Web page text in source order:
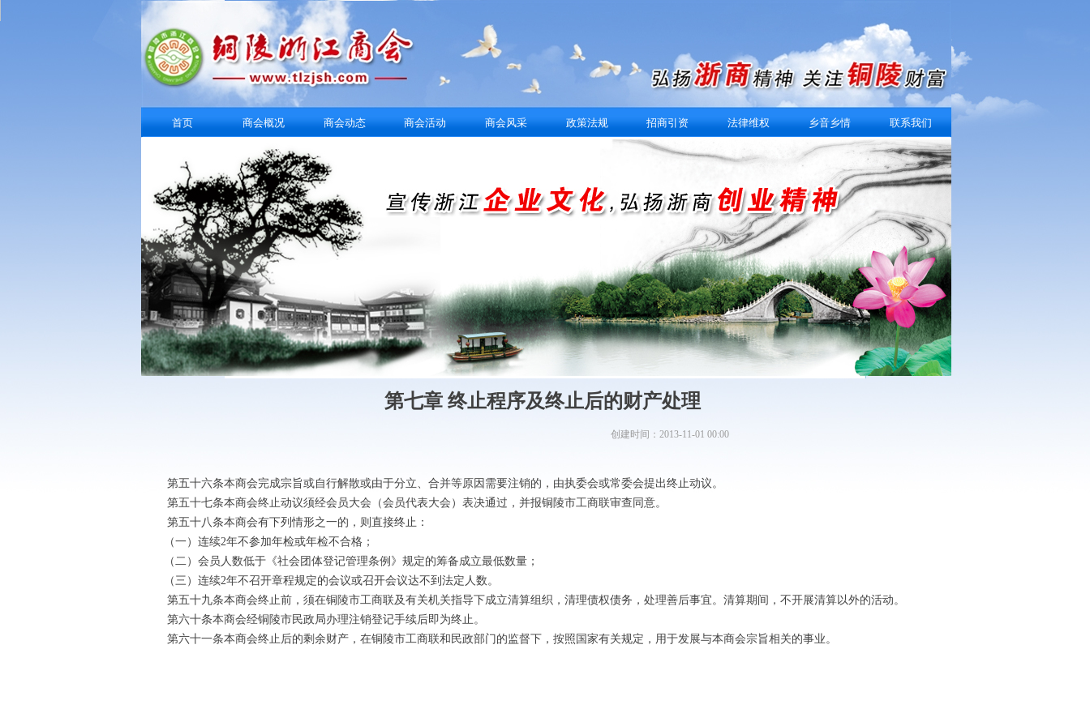
首页 商会概况 商会动态 商会活动 商会风采 政策法规 招商引资 法律维权 乡音乡情 联系我们
第七章 终止程序及终止后的财产处理
第五十六条本商会完成宗旨或自行解散或由于分立、合并等原因需要注销的，由执委会或常委会提出终止动议。
第五十七条本商会终止动议须经会员大会（会员代表大会）表决通过，并报铜陵市工商联审查同意。
第五十八条本商会有下列情形之一的，则直接终止：
（一）连续2年不参加年检或年检不合格；
（二）会员人数低于《社会团体登记管理条例》规定的筹备成立最低数量；
（三）连续2年不召开章程规定的会议或召开会议达不到法定人数。
第五十九条本商会终止前，须在铜陵市工商联及有关机关指导下成立清算组织，清理债权债务，处理善后事宜。清算期间，不开展清算以外的活动。
第六十条本商会经铜陵市民政局办理注销登记手续后即为终止。
第六十一条本商会终止后的剩余财产，在铜陵市工商联和民政部门的监督下，按照国家有关规定，用于发展与本商会宗旨相关的事业。
创建时间： 2013-11-01 00:00